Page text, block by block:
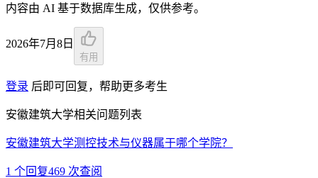
内容由 AI 基于数据库生成，仅供参考。
2026年7月8日
有用
登录 后即可回复，帮助更多考生
安徽建筑大学相关问题列表
安徽建筑大学测控技术与仪器属于哪个学院？
1 个回复469 次查阅